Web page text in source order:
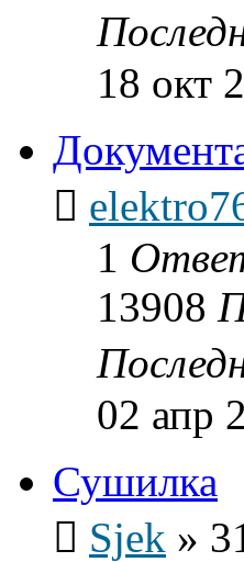
18 окт
1
13908
02 апр
Сушилка
Sjek »